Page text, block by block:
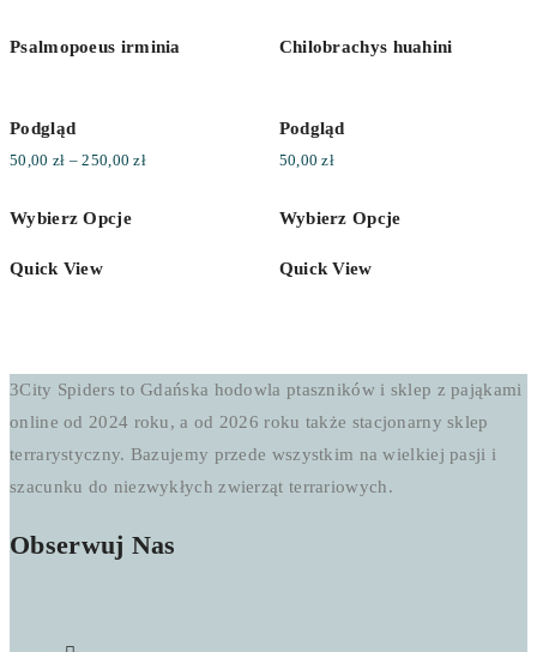
Psalmopoeus irminia
Podgląd
50,00 zł – 250,00złZakres
Wybierz Opcje
Quick View
Chilobrachys huahini
Podgląd
50,00zł
Wybierz Opcje
Quick View
3City Spiders to Gdańska hodowla ptaszników i sklep z pająkami
online od 2024 roku, a od 2026 roku także stacjonarny sklep
terrarystyczny. Bazujemy przede wszystkim na wielkiej pasji i
szacunku do niezwykłych zwierząt terrariowych.
Obserwuj Nas